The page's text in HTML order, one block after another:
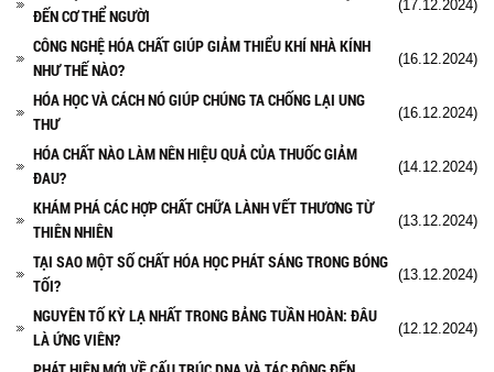
ĐẾN CƠ THỂ NGƯỜI
(17.12.2024)
CÔNG NGHỆ HÓA CHẤT GIÚP GIẢM THIỂU KHÍ NHÀ KÍNH
NHƯ THẾ NÀO?
(16.12.2024)
HÓA HỌC VÀ CÁCH NÓ GIÚP CHÚNG TA CHỐNG LẠI UNG
THƯ
(16.12.2024)
HÓA CHẤT NÀO LÀM NÊN HIỆU QUẢ CỦA THUỐC GIẢM
ĐAU?
(14.12.2024)
KHÁM PHÁ CÁC HỢP CHẤT CHỮA LÀNH VẾT THƯƠNG TỪ
THIÊN NHIÊN
(13.12.2024)
TẠI SAO MỘT SỐ CHẤT HÓA HỌC PHÁT SÁNG TRONG BÓNG
TỐI?
(13.12.2024)
NGUYÊN TỐ KỲ LẠ NHẤT TRONG BẢNG TUẦN HOÀN: ĐÂU
LÀ ỨNG VIÊN?
(12.12.2024)